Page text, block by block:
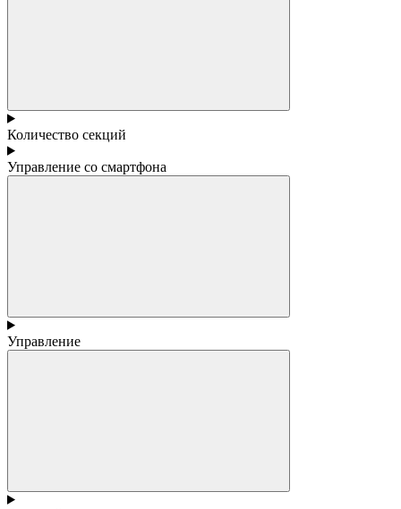
Количество секций
Управление со смартфона
Управление